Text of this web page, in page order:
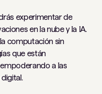
experimentar de
en la nube y la IA.
computación sin
que están
a las